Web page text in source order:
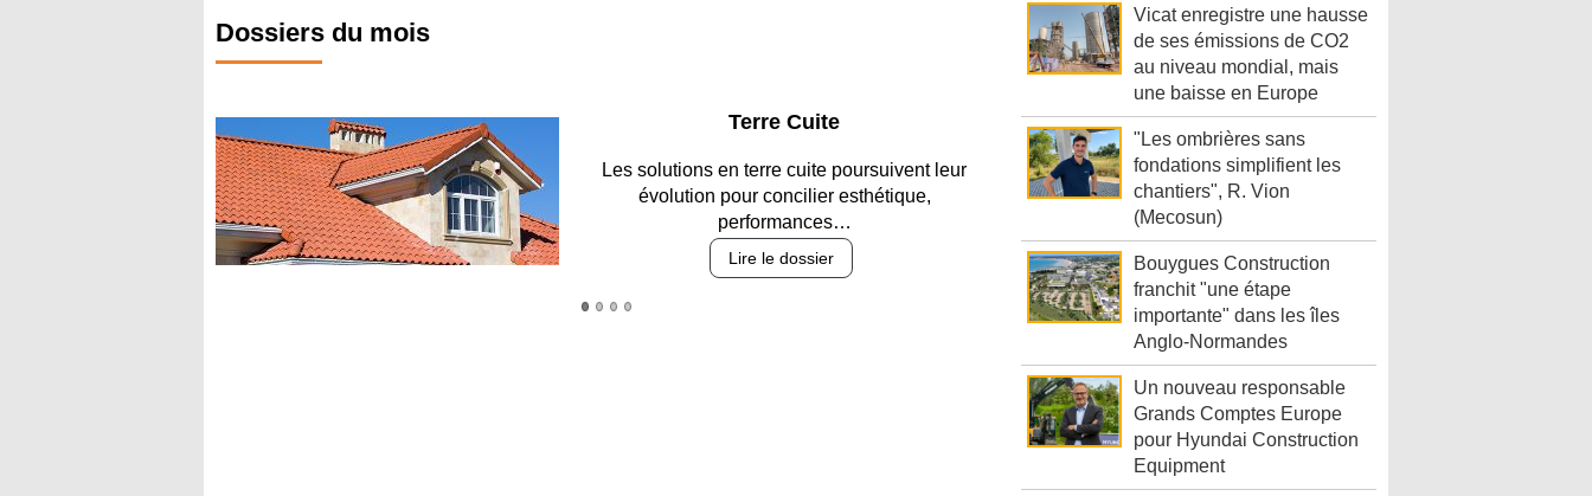
Dossiers du mois
Parking et garages
Entre circulation, sécurisation des accès, durabilité
des revêtements et intégration…
Lire le dossier
Vicat enregistre une hausse
de ses émissions de CO2
au niveau mondial, mais
une baisse en Europe
"Les ombrières sans
fondations simplifient les
chantiers", R. Vion
(Mecosun)
Bouygues Construction
franchit "une étape
importante" dans les îles
Anglo-Normandes
Un nouveau responsable
Grands Comptes Europe
pour Hyundai Construction
Equipment